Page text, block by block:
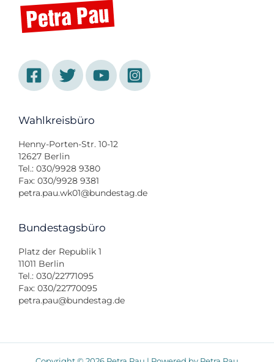
Wahlkreisbüro
Henny-Porten-Str. 10-12
12627 Berlin
Tel.: 030/9928 9380
Fax: 030/9928 9381
petra.pau.wk01@bundestag.de
Bundestagsbüro
Platz der Republik 1
11011 Berlin
Tel.: 030/22771095
Fax: 030/22770095
petra.pau@bundestag.de